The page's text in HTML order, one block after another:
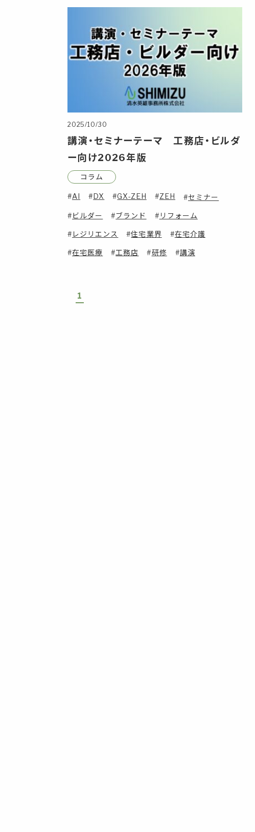
2025/10/30
講演・セミナーテーマ 工務店・ビルダ
ー向け2026年版
コラム
AI DX GX-ZEH ZEH セミナー
ビルダー ブランド リフォーム
レジリエンス 住宅業界 在宅介護
在宅医療 工務店 研修 講演
1